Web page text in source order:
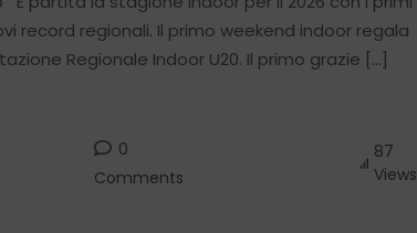
record regionali. Il primo weekend indoor regala
Regionale Indoor U20. Il primo grazie […]
0
Comments
87
Views